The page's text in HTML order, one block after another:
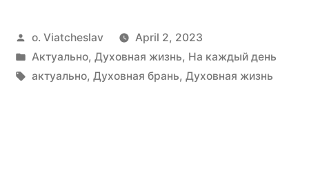
Posted
by
o. Viatcheslav
April 2, 2023
Posted
in
Актуально, Духовная жизнь, На каждый день
Tags:
актуально, Духовная брань, Духовная жизнь